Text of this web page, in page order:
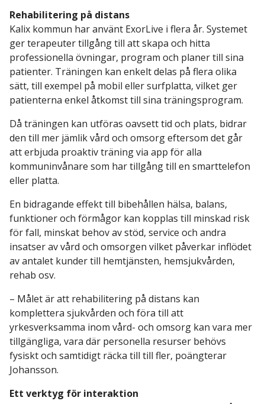
Rehabilitering på distans
Kalix kommun har använt ExorLive i flera år. Systemet
ger terapeuter tillgång till att skapa och hitta
professionella övningar, program och planer till sina
patienter. Träningen kan enkelt delas på flera olika
sätt, till exempel på mobil eller surfplatta, vilket ger
patienterna enkel åtkomst till sina träningsprogram.
Då träningen kan utföras oavsett tid och plats, bidrar
den till mer jämlik vård och omsorg eftersom det går
att erbjuda proaktiv träning via app för alla
kommuninvånare som har tillgång till en smarttelefon
eller platta.
En bidragande effekt till bibehållen hälsa, balans,
funktioner och förmågor kan kopplas till minskad risk
för fall, minskat behov av stöd, service och andra
insatser av vård och omsorgen vilket påverkar inflödet
av antalet kunder till hemtjänsten, hemsjukvården,
rehab osv.
– Målet är att rehabilitering på distans kan
komplettera sjukvården och föra till att
yrkesverksamma inom vård- och omsorg kan vara mer
tillgängliga, vara där personella resurser behövs
fysiskt och samtidigt räcka till till fler, poängterar
Johansson.
Ett verktyg för interaktion